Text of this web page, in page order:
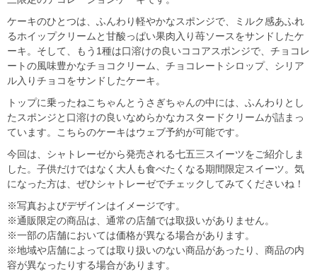
ケーキのひとつは、ふんわり軽やかなスポンジで、ミルク感あふれ
るホイップクリームと甘酸っぱい果肉入り苺ソースをサンドしたケ
ーキ。そして、もう1種は口溶けの良いココアスポンジで、チョコレ
ートの風味豊かなチョコクリーム、チョコレートシロップ、シリア
ル入りチョコをサンドしたケーキ。
トップに乗ったねこちゃんとうさぎちゃんの中には、ふんわりとし
たスポンジと口溶けの良いなめらかなカスタードクリームが詰まっ
ています。こちらのケーキはウェブ予約が可能です。
今回は、シャトレーゼから発売される七五三スイーツをご紹介しま
した。子供だけではなく大人も食べたくなる期間限定スイーツ。気
になった方は、ぜひシャトレーゼでチェックしてみてくださいね！
※写真およびデザインはイメージです。
※通販限定の商品は、通常の店舗では取扱いがありません。
※一部の店舗においては価格が異なる場合があります。
※地域や店舗によっては取り扱いのない商品があったり、商品の内
容が異なったりする場合があります。